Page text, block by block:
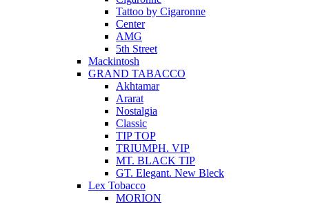
Tattoo by Cigaronne
Center
AMG
5th Street
Mackintosh
GRAND TABACCO
Akhtamar
Ararat
Nostalgia
Classic
TIP TOP
TRIUMPH. VIP
MT. BLACK TIP
GT. Elegant. New Bleck
Lex Tobacco
MORION